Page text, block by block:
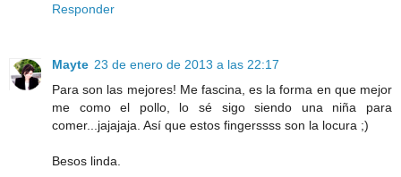
Responder
Mayte 23 de enero de 2013 a las 22:17
Para son las mejores! Me fascina, es la forma en que mejor
me como el pollo, lo sé sigo siendo una niña para
comer...jajajaja. Así que estos fingerssss son la locura ;)
Besos linda.